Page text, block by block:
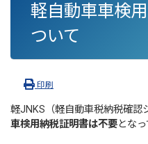
軽自動車車検
ついて
印刷
軽JNKS（軽自動車税納税確認
車検用納税証明書は不要となっ